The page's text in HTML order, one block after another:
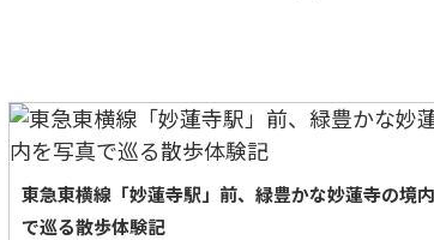
東急東横線「妙蓮寺駅」前、緑豊かな妙蓮寺の境
で巡る散歩体験記